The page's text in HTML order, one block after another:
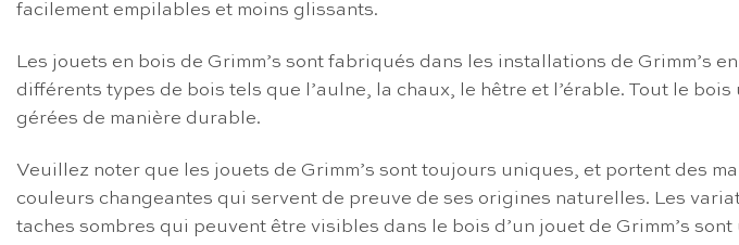
facilement empilables et moins glissants.
Les jouets en bois de Grimm’s sont fabriqués dans les installations de
différents types de bois tels que l’aulne, la chaux, le hêtre et l’érable. Tout le
gérées de manière durable.
Veuillez noter que les jouets de Grimm’s sont toujours uniques, et portent des
couleurs changeantes qui servent de preuve de ses origines naturelles. Les
taches sombres qui peuvent être visibles dans le bois d’un jouet de Grimm’s